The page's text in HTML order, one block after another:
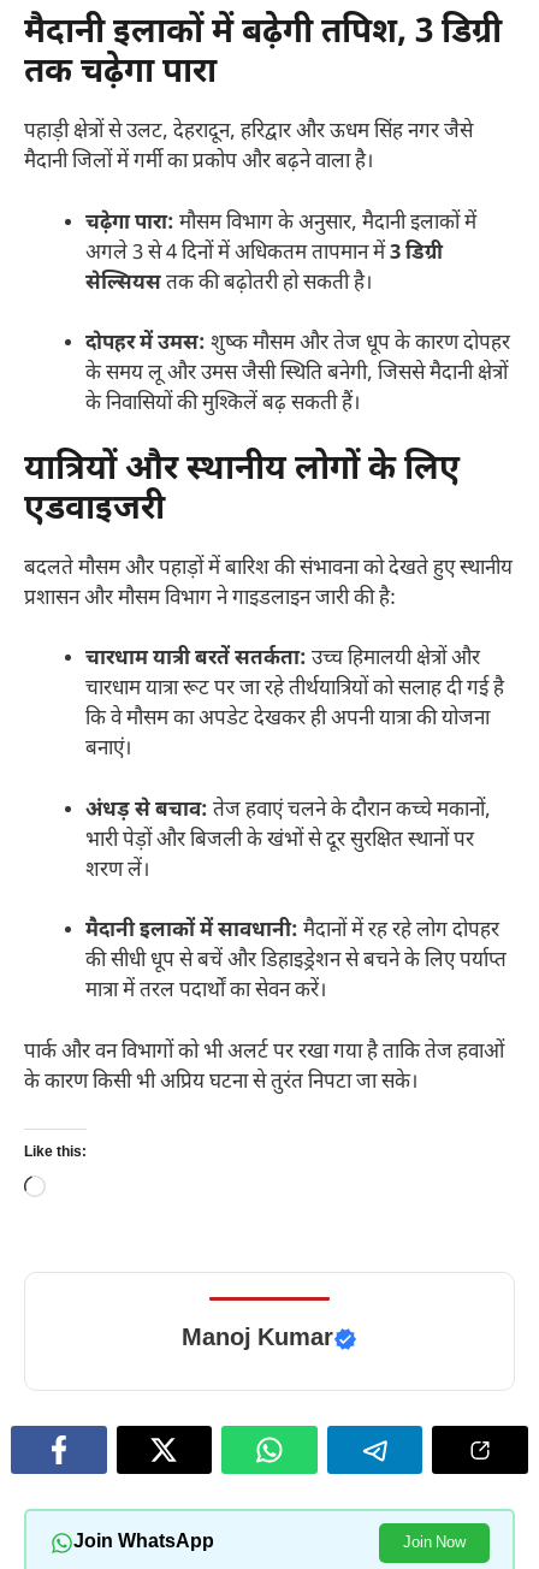
मैदानी इलाकों में बढ़ेगी तपिश, 3 डिग्री
तक चढ़ेगा पारा
पहाड़ी क्षेत्रों से उलट, देहरादून, हरिद्वार और ऊधम सिंह नगर जैसे
मैदानी जिलों में गर्मी का प्रकोप और बढ़ने वाला है।
चढ़ेगा पारा: मौसम विभाग के अनुसार, मैदानी इलाकों में
अगले 3 से 4 दिनों में अधिकतम तापमान में3 डिग्री
सेल्सियसतक की बढ़ोतरी हो सकती है।
दोपहर में उमस: शुष्क मौसम और तेज धूप के कारण दोपहर
के समय लू और उमस जैसी स्थिति बनेगी, जिससे मैदानी क्षेत्रों
के निवासियों की मुश्किलें बढ़ सकती हैं।
यात्रियों और स्थानीय लोगों के लिए
एडवाइजरी
बदलते मौसम और पहाड़ों में बारिश की संभावना को देखते हुए स्थानीय
प्रशासन और मौसम विभाग ने गाइडलाइन जारी की है:
चारधाम यात्री बरतें सतर्कता: उच्च हिमालयी क्षेत्रों और
चारधाम यात्रा रूट पर जा रहे तीर्थयात्रियों को सलाह दी गई है
कि वे मौसम का अपडेट देखकर ही अपनी यात्रा की योजना
बनाएं।
अंधड़ से बचाव: तेज हवाएं चलने के दौरान कच्चे मकानों,
भारी पेड़ों और बिजली के खंभों से दूर सुरक्षित स्थानों पर
शरण लें।
मैदानी इलाकों में सावधानी: मैदानों में रह रहे लोग दोपहर
की सीधी धूप से बचें और डिहाइड्रेशन से बचने के लिए पर्याप्त
मात्रा में तरल पदार्थों का सेवन करें।
पार्क और वन विभागों को भी अलर्ट पर रखा गया है ताकि तेज हवाओं
के कारण किसी भी अप्रिय घटना से तुरंत निपटा जा सके।
Like this:
Loading…
Manoj Kumar
Join WhatsApp Join Now